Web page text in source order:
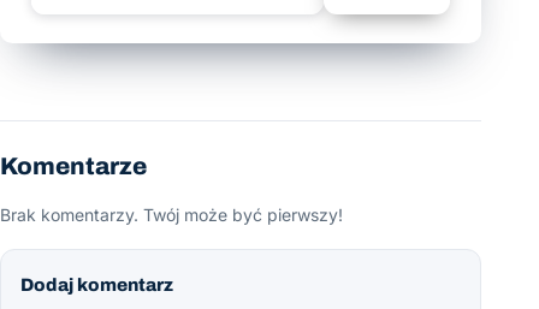
Komentarze
Brak komentarzy. Twój może być pierwszy!
Dodaj komentarz